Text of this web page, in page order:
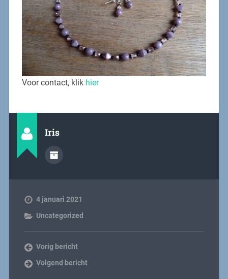
Voor contact, klikhier
Iris
4 januari 2021
Uncategorized
Vorig bericht
Volgend bericht